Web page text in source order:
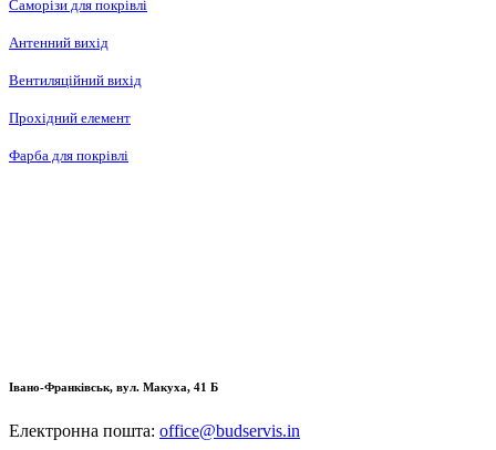
Саморізи для покрівлі
Антенний вихід
Вентиляційний вихід
Прохідний елемент
Фарба для покрівлі
Івано-Франківськ, вул. Макуха, 41 Б
Електронна пошта: office@budservis.in